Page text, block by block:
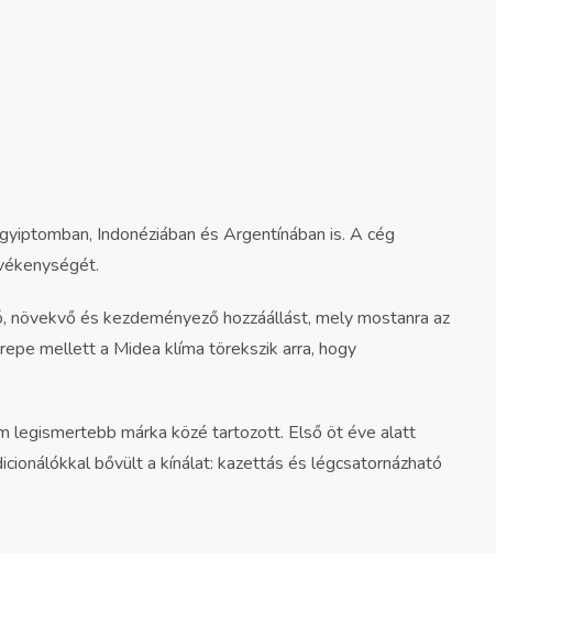
Indonéziában és Argentínában is. A cég
és kezdeményező hozzáállást, mely mostanra az
mellett a Midea klíma törekszik arra, hogy
legismertebb márka közé tartozott. Első öt éve alatt
bővült a kínálat: kazettás és légcsatornázható